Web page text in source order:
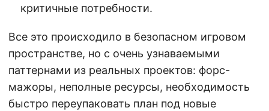
критичные потребности.
Все это происходило в безопасном игровом
пространстве, но с очень узнаваемыми
паттернами из реальных проектов: форс-
мажоры, неполные ресурсы, необходимость
быстро переупаковать план под новые